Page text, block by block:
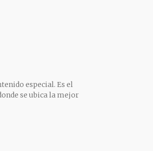
especial. Es el
se ubica la mejor